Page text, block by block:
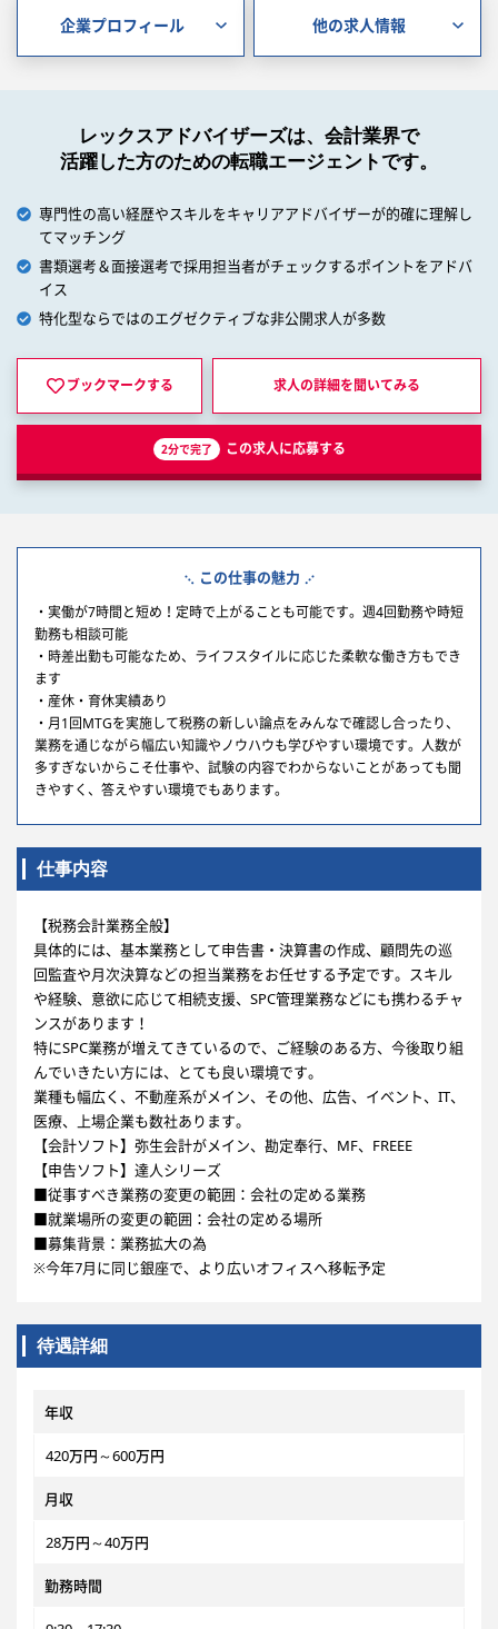
企業プロフィール 他の求人情報
レックスアドバイザーズは、会計業界で
活躍した方のための転職エージェントです。
専門性の高い経歴やスキルをキャリアアドバイザーが的確に理解し
てマッチング
書類選考＆面接選考で採用担当者がチェックするポイントをアドバ
イス
特化型ならではのエグゼクティブな非公開求人が多数
ブックマークする 求人の詳細を聞いてみる
2分で完了 この求人に応募する
この仕事の魅力
・実働が7時間と短め！定時で上がることも可能です。週4回勤務や時短
勤務も相談可能
・時差出勤も可能なため、ライフスタイルに応じた柔軟な働き方もでき
ます
・産休・育休実績あり
・月1回MTGを実施して税務の新しい論点をみんなで確認し合ったり、
業務を通じながら幅広い知識やノウハウも学びやすい環境です。人数が
多すぎないからこそ仕事や、試験の内容でわからないことがあっても聞
きやすく、答えやすい環境でもあります。
仕事内容
【税務会計業務全般】
具体的には、基本業務として申告書・決算書の作成、顧問先の巡
回監査や月次決算などの担当業務をお任せする予定です。スキル
や経験、意欲に応じて相続支援、SPC管理業務などにも携わるチャ
ンスがあります！
特にSPC業務が増えてきているので、ご経験のある方、今後取り組
んでいきたい方には、とても良い環境です。
業種も幅広く、不動産系がメイン、その他、広告、イベント、IT、
医療、上場企業も数社あります。
【会計ソフト】弥生会計がメイン、勘定奉行、MF、FREEE
【申告ソフト】達人シリーズ
■従事すべき業務の変更の範囲：会社の定める業務
■就業場所の変更の範囲：会社の定める場所
■募集背景：業務拡大の為
※今年7月に同じ銀座で、より広いオフィスへ移転予定
待遇詳細
年収
420万円～600万円
月収
28万円～40万円
勤務時間